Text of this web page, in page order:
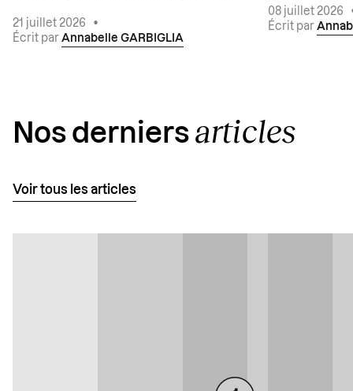
21 juillet 2026
•
Écrit par Annabelle GARBIGLIA
08 juillet 2026
Écrit par
Nos derniers articles
Voir tous les articles